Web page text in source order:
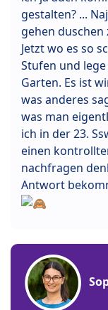
gestalten? ...
gehen duschen
Jetzt wo es so
Stufen und
Garten. Es ist
was anderes
was man
ich in der 23.
einen
nachfragen
Antwort